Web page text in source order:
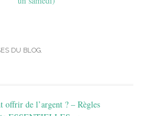
DU BLOG.
offrir de l’argent ? – Règles